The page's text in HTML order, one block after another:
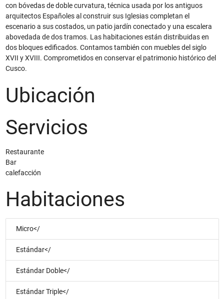
con bóvedas de doble curvatura, técnica usada por los antiguos
arquitectos Españoles al construir sus Iglesias completan el
escenario a sus costados, un patio jardín conectado y una escalera
abovedada de dos tramos. Las habitaciones están distribuidas en
dos bloques edificados. Contamos también con muebles del siglo
XVII y XVIII. Comprometidos en conservar el patrimonio histórico del
Cusco.
Ubicación
Servicios
Restaurante
Bar
calefacción
Habitaciones
Micro</
Estándar</
Estándar Doble</
Estándar Triple</